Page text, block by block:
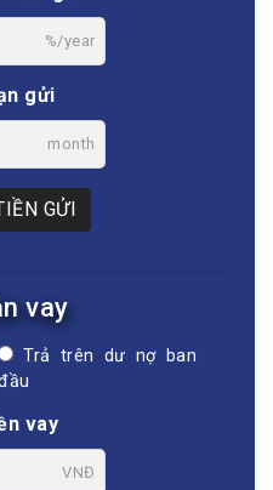
%/year
gửi
month
GỬI
vay
Trả trên dư nợ ban
vay
VNĐ